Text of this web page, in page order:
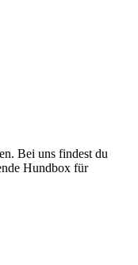
Bei uns findest du
Hundbox für